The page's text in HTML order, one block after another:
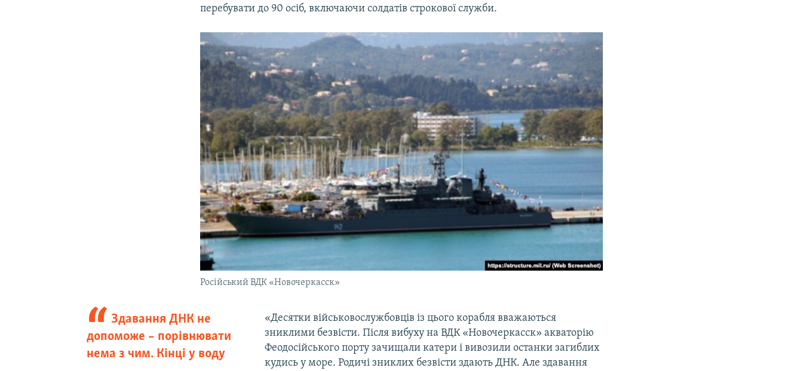
перебувати до 90 осіб, включаючи солдатів строкової служби.
Російський ВДК «Новочеркасск»
Здавання ДНК не
допоможе – порівнювати
нема з чим. Кінці у воду
«Десятки військовослужбовців із цього корабля вважаються
зниклими безвісти. Після вибуху на ВДК «Новочеркасск» акваторію
Феодосійського порту зачищали катери і вивозили останки загиблих
кудись у море. Родичі зниклих безвісти здають ДНК. Але здавання